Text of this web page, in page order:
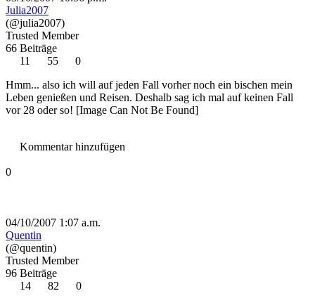
Julia2007
(@julia2007)
Trusted Member
66 Beiträge
11
55
0
Hmm... also ich will auf jeden Fall vorher noch ein bischen mein
Leben genießen und Reisen. Deshalb sag ich mal auf keinen Fall
vor 28 oder so! [Image Can Not Be Found]
Kommentar hinzufügen
0
04/10/2007 1:07 a.m.
Quentin
(@quentin)
Trusted Member
96 Beiträge
14
82
0